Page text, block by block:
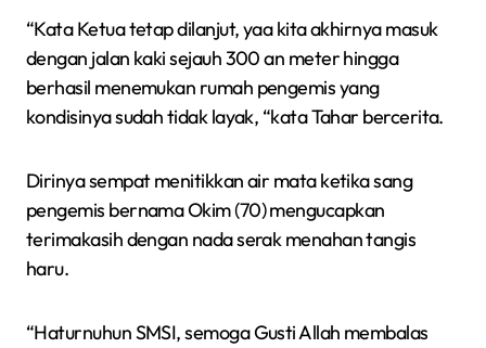
“Kata Ketua tetap dilanjut, yaa kita akhirnya masuk
dengan jalan kaki sejauh 300 an meter hingga
berhasil menemukan rumah pengemis yang
kondisinya sudah tidak layak, “kata Tahar bercerita.
Dirinya sempat menitikkan air mata ketika sang
pengemis bernama Okim (70) mengucapkan
terimakasih dengan nada serak menahan tangis
haru.
“Haturnuhun SMSI, semoga Gusti Allah membalas